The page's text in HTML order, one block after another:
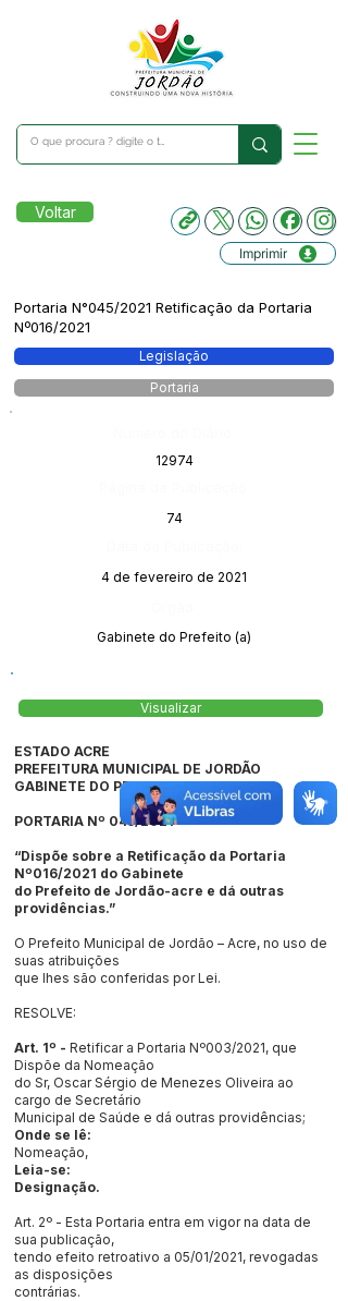
Voltar
Imprimir
Portaria N°045/2021 Retificação da Portaria
Nº016/2021
Legislação
Portaria
12974
74
4 de fevereiro de 2021
Gabinete do Prefeito (a)
Visualizar
ESTADO ACRE
PREFEITURA MUNICIPAL DE JORDÃO
GABINETE DO PREFEITO
PORTARIA Nº 045/2021
“Dispõe sobre a Retificação da Portaria
Nº016/2021 do Gabinete
do Prefeito de Jordão-acre e dá outras
providências.”
O Prefeito Municipal de Jordão – Acre, no uso de
suas atribuições
que lhes são conferidas por Lei.
RESOLVE:
Art. 1º - Retificar a Portaria Nº003/2021, que
Dispõe da Nomeação
do Sr, Oscar Sérgio de Menezes Oliveira ao
cargo de Secretário
Municipal de Saúde e dá outras providências;
Onde se lê:
Nomeação,
Leia-se:
Designação.
Art. 2º - Esta Portaria entra em vigor na data de
sua publicação,
tendo efeito retroativo a 05/01/2021, revogadas
as disposições
contrárias.